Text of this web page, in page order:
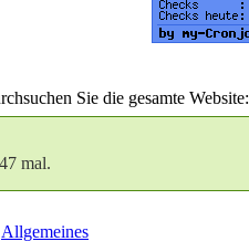
Sie die gesamte Website:
mal.
Allgemeines